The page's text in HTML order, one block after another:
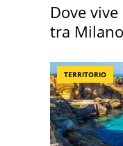
Dove
tra
TERRITORIO